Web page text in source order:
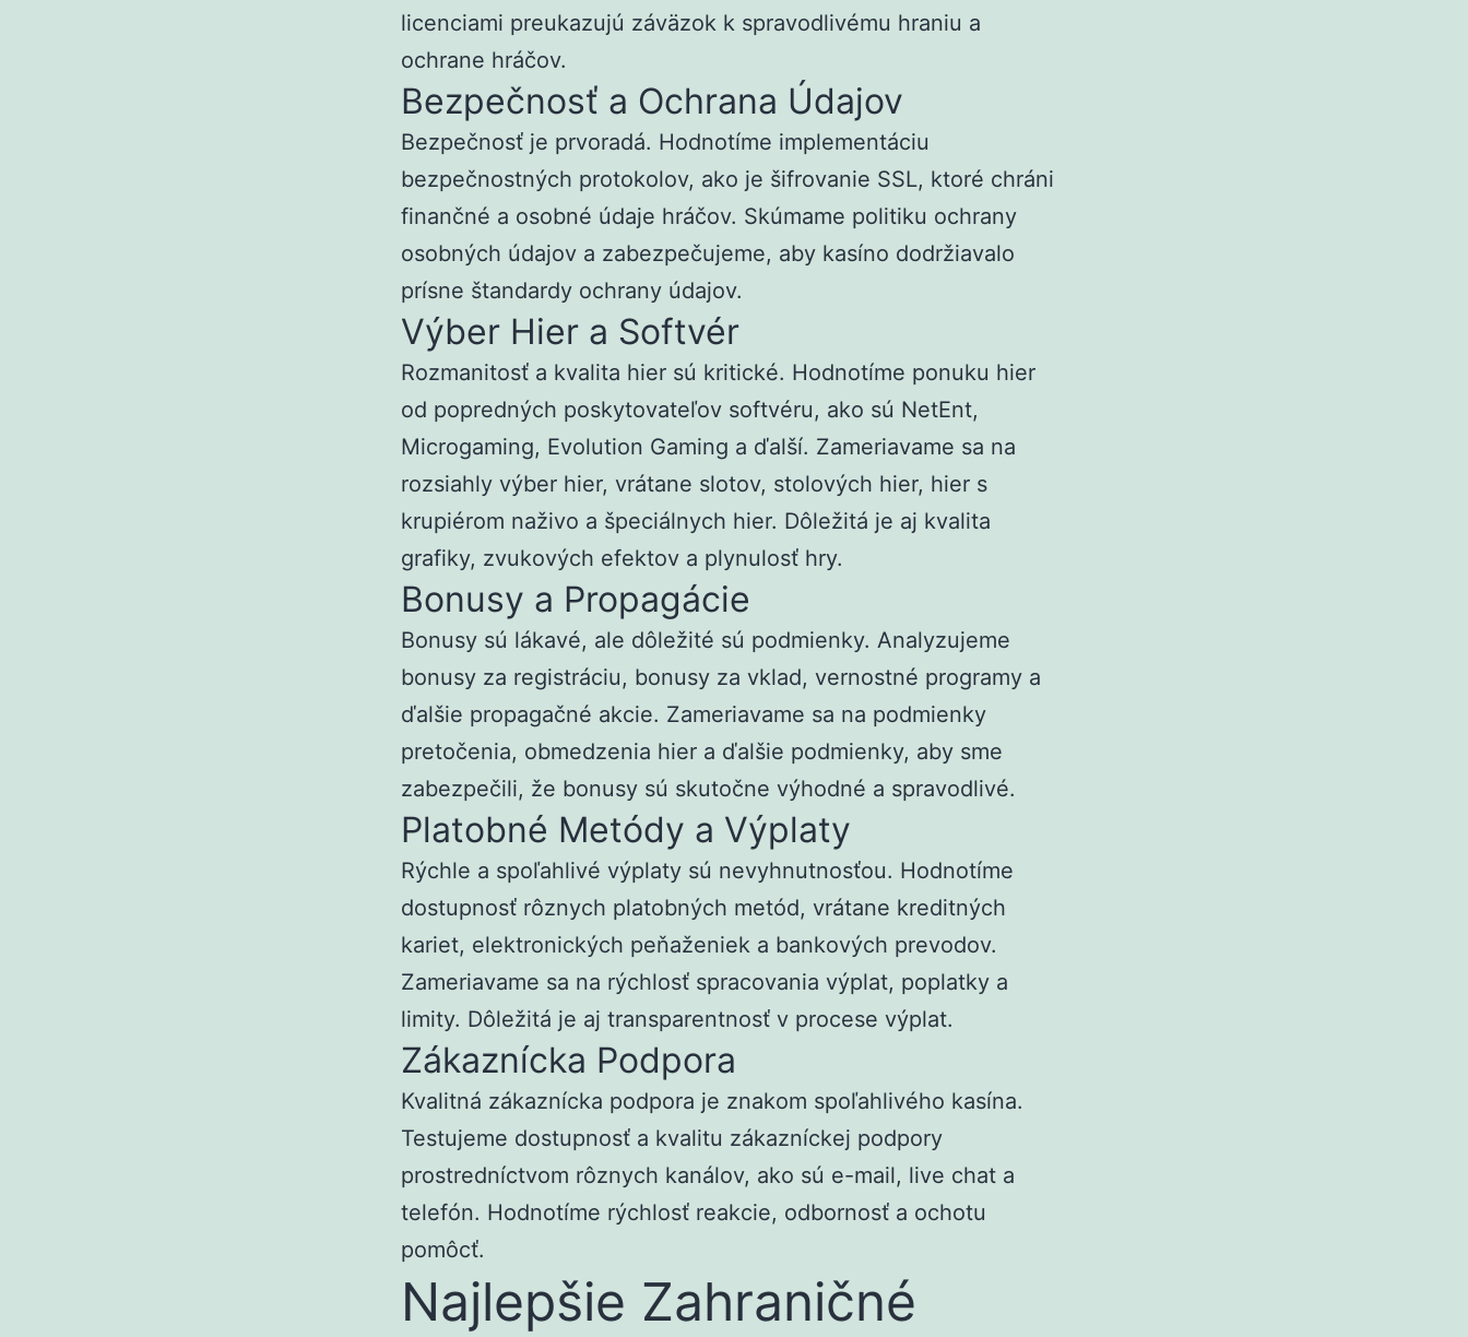
licenciami preukazujú záväzok k spravodlivému hraniu a
ochrane hráčov.
Bezpečnosť a Ochrana Údajov
Bezpečnosť je prvoradá. Hodnotíme implementáciu
bezpečnostných protokolov, ako je šifrovanie SSL, ktoré chráni
finančné a osobné údaje hráčov. Skúmame politiku ochrany
osobných údajov a zabezpečujeme, aby kasíno dodržiavalo
prísne štandardy ochrany údajov.
Výber Hier a Softvér
Rozmanitosť a kvalita hier sú kritické. Hodnotíme ponuku hier
od popredných poskytovateľov softvéru, ako sú NetEnt,
Microgaming, Evolution Gaming a ďalší. Zameriavame sa na
rozsiahly výber hier, vrátane slotov, stolových hier, hier s
krupiérom naživo a špeciálnych hier. Dôležitá je aj kvalita
grafiky, zvukových efektov a plynulosť hry.
Bonusy a Propagácie
Bonusy sú lákavé, ale dôležité sú podmienky. Analyzujeme
bonusy za registráciu, bonusy za vklad, vernostné programy a
ďalšie propagačné akcie. Zameriavame sa na podmienky
pretočenia, obmedzenia hier a ďalšie podmienky, aby sme
zabezpečili, že bonusy sú skutočne výhodné a spravodlivé.
Platobné Metódy a Výplaty
Rýchle a spoľahlivé výplaty sú nevyhnutnosťou. Hodnotíme
dostupnosť rôznych platobných metód, vrátane kreditných
kariet, elektronických peňaženiek a bankových prevodov.
Zameriavame sa na rýchlosť spracovania výplat, poplatky a
limity. Dôležitá je aj transparentnosť v procese výplat.
Zákaznícka Podpora
Kvalitná zákaznícka podpora je znakom spoľahlivého kasína.
Testujeme dostupnosť a kvalitu zákazníckej podpory
prostredníctvom rôznych kanálov, ako sú e-mail, live chat a
telefón. Hodnotíme rýchlosť reakcie, odbornosť a ochotu
pomôcť.
Najlepšie Zahraničné